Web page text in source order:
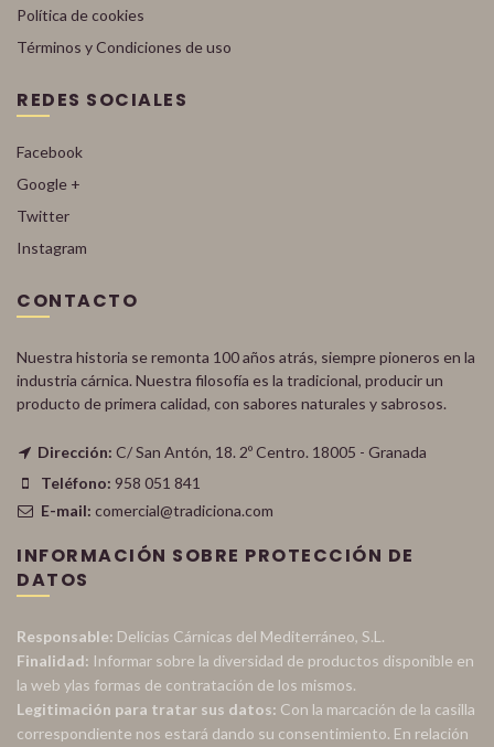
Política de cookies
Términos y Condiciones de uso
REDES SOCIALES
Facebook
Google +
Twitter
Instagram
CONTACTO
Nuestra historia se remonta 100 años atrás, siempre pioneros en la
industria cárnica. Nuestra filosofía es la tradicional, producir un
producto de primera calidad, con sabores naturales y sabrosos.
Dirección: C/ San Antón, 18. 2º Centro. 18005 - Granada
Teléfono: 958 051 841
E-mail: comercial@tradiciona.com
INFORMACIÓN SOBRE PROTECCIÓN DE
DATOS
Responsable: Delicias Cárnicas del Mediterráneo, S.L.
Finalidad: Informar sobre la diversidad de productos disponible en
la web ylas formas de contratación de los mismos.
Legitimación para tratar sus datos: Con la marcación de la casilla
correspondiente nos estará dando su consentimiento. En relación